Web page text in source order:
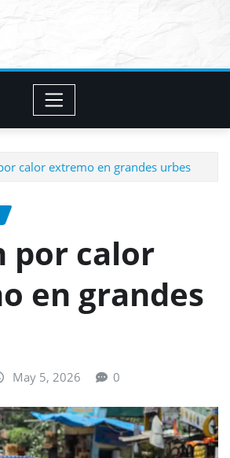
calor extremo en grandes urbes
por calor
en grandes
May 5, 2026 0